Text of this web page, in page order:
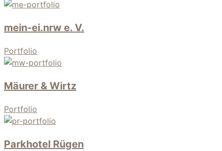
mein-ei.nrw e. V.
Portfolio
Mäurer & Wirtz
Portfolio
Parkhotel Rügen